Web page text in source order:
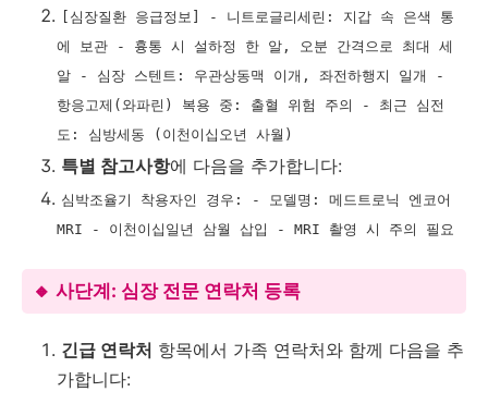
[심장질환 응급정보] - 니트로글리세린: 지갑 속 은색 통
에 보관 - 흉통 시 설하정 한 알, 오분 간격으로 최대 세
알 - 심장 스텐트: 우관상동맥 이개, 좌전하행지 일개 -
항응고제(와파린) 복용 중: 출혈 위험 주의 - 최근 심전
도: 심방세동 (이천이십오년 사월)
특별 참고사항에 다음을 추가합니다:
심박조율기 착용자인 경우: - 모델명: 메드트로닉 엔코어
MRI - 이천이십일년 삼월 삽입 - MRI 촬영 시 주의 필요
🔸 사단계: 심장 전문 연락처 등록
긴급 연락처 항목에서 가족 연락처와 함께 다음을 추
가합니다: